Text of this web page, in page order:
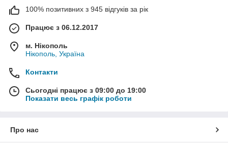
100% позитивних з 945 відгуків за рік
Працює з 06.12.2017
м. Нікополь
Нікополь, Україна
Контакти
Сьогодні працює з 09:00 до 19:00
Показати весь графік роботи
Про нас